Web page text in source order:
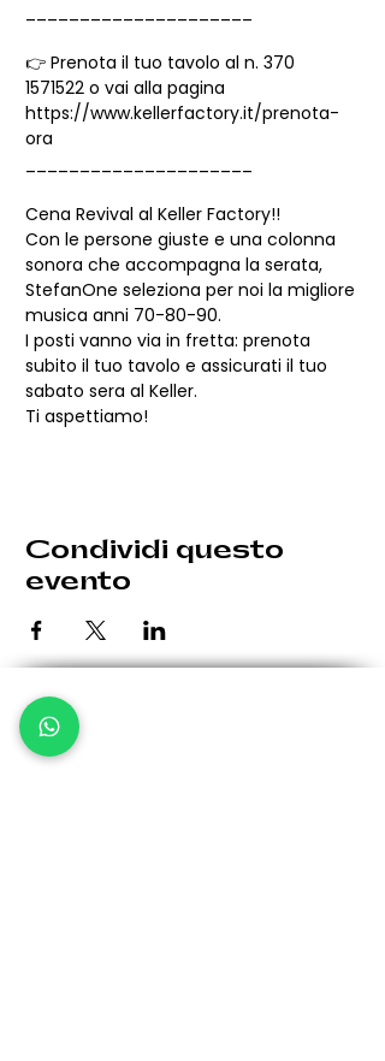
👉 Prenota il tuo tavolo al n. 370
1571522 o vai alla pagina
https://www.kellerfactory.it/prenota-
ora
Cena Revival al Keller Factory!!
Con le persone giuste e una colonna
sonora che accompagna la serata,
StefanOne seleziona per noi la migliore
musica anni 70-80-90.
I posti vanno via in fretta: prenota
subito il tuo tavolo e assicurati il tuo
sabato sera al Keller.
Ti aspettiamo!
Condividi questo
evento